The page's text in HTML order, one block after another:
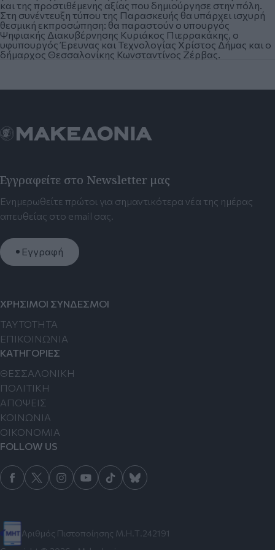
και της προστιθέμενης αξίας που δημιούργησε στην πόλη.
Στη συνέντευξη τύπου της Παρασκευής θα υπάρχει ισχυρή
θεσμική εκπροσώπηση: θα παραστούν ο υπουργός
Ψηφιακής Διακυβέρνησης Κυριάκος Πιερρακάκης, ο
υφυπουργός Έρευνας και Τεχνολογίας Χρίστος Δήμας και ο
δήμαρχος Θεσσαλονίκης Κωνσταντίνος Ζέρβας.
Εγγραφείτε στο Newsletter μας
Ενημερωθείτε πρώτοι για σημαντικότερα νέα της ημέρας
απευθείας στο email σας.
Εγγραφή
Αριθμός Πιστοποίησης Μ.Η.Τ.242191
ΧΡΗΣΙΜΟΙ ΣΥΝΔΕΣΜΟΙ
TAYTOTHTA
ΕΠΙΚΟΙΝΩΝΙΑ
ΚΑΤΗΓΟΡΙΕΣ
ΘΕΣΣΑΛΟΝΙΚΗ
ΠΟΛΙΤΙΚΗ
ΑΠΟΨΕΙΣ
ΚΟΙΝΩΝΙΑ
ΟΙΚΟΝΟΜΙΑ
FOLLOW US